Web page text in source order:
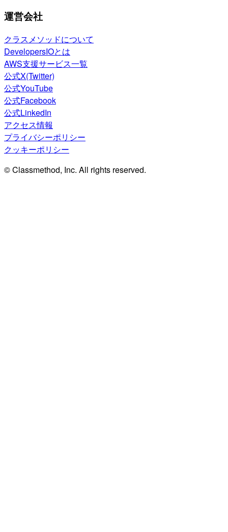
運営会社
クラスメソッドについて
DevelopersIOとは
AWS支援サービス一覧
公式X(Twitter)
公式YouTube
公式Facebook
公式LinkedIn
アクセス情報
プライバシーポリシー
クッキーポリシー
© Classmethod, Inc. All rights reserved.